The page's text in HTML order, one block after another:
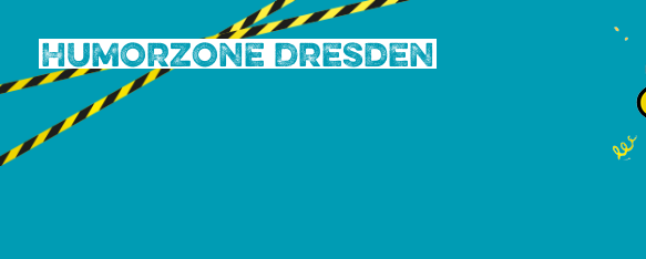
Humorzone Dresden